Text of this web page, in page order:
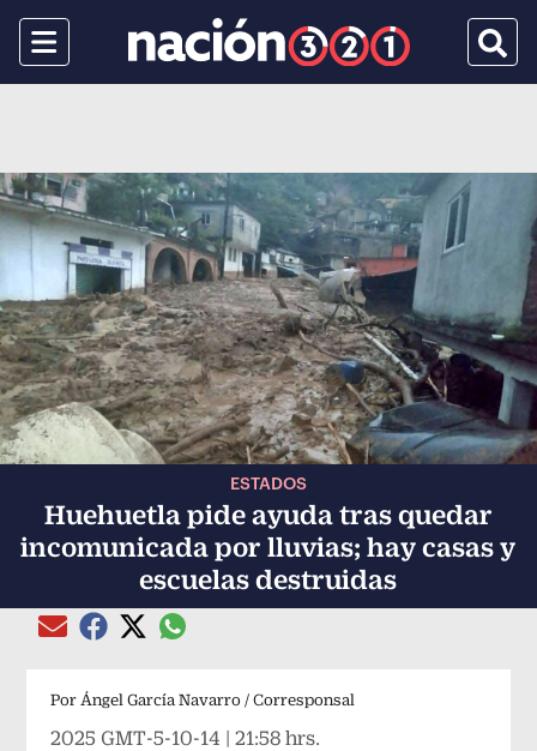
Menu
ESTADOS
Huehuetla pide ayuda tras quedar
incomunicada por lluvias; hay casas y
escuelas destruidas
Compartir el artículo actual mediante Email
Compartir el artículo actual mediante Facebook
Compartir el artículo actual mediante Twitter
Compartir el artículo actual mediante
Por Ángel García Navarro / Corresponsal
2025 GMT-5-10-14 | 21:58 hrs.